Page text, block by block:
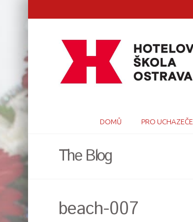
DOMŮ PRO UCHAZEČE
The Blog
beach-007